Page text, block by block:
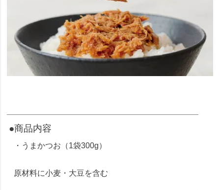
●商品内容
・うまかつお（1袋300g）
原材料に小麦・大豆を含む